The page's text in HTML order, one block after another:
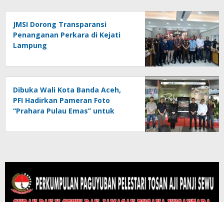
JMSI Dorong Transparansi
Penanganan Perkara di Kejati
Lampung
Dibuka Wali Kota Banda Aceh,
PFI Hadirkan Pameran Foto
“Prahara Pulau Emas” untuk